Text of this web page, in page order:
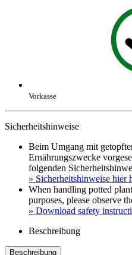
Vorkasse
Sicherheitshinweise
Beim Umgang mit
Ernährungszwecke
folgenden
» Sicherheitshinweise hier
When handling potted
purposes, please observe
» Download safety
Beschreibung
Beschreibung